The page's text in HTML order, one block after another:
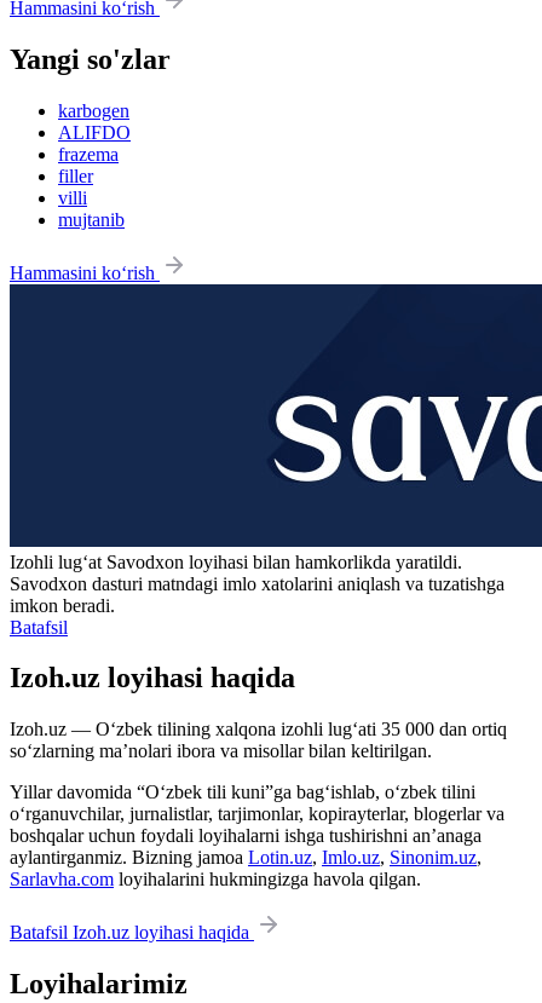
Hammasini ko‘rish
Yangi so'zlar
karbogen
ALIFDO
frazema
filler
villi
mujtanib
Hammasini ko‘rish
Izohli lugʻat Savodxon loyihasi bilan hamkorlikda yaratildi.
Savodxon dasturi matndagi imlo xatolarini aniqlash va tuzatishga
imkon beradi.
Batafsil
Izoh.uz loyihasi haqida
Izoh.uz — O‘zbek tilining xalqona izohli lug‘ati 35 000 dan ortiq
so‘zlarning ma’nolari ibora va misollar bilan keltirilgan.
Yillar davomida “O‘zbek tili kuni”ga bag‘ishlab, o‘zbek tilini
o‘rganuvchilar, jurnalistlar, tarjimonlar, kopirayterlar, blogerlar va
boshqalar uchun foydali loyihalarni ishga tushirishni an’anaga
aylantirganmiz. Bizning jamoa Lotin.uz, Imlo.uz, Sinonim.uz,
Sarlavha.com loyihalarini hukmingizga havola qilgan.
Batafsil Izoh.uz loyihasi haqida
Loyihalarimiz